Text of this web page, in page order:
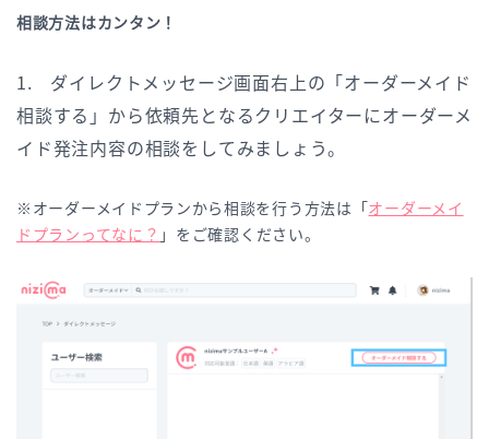
相談方法はカンタン！
1. ダイレクトメッセージ画面右上の「オーダーメイド
相談する」から依頼先となるクリエイターにオーダーメ
イド発注内容の相談をしてみましょう。
※オーダーメイドプランから相談を行う方法は「オーダーメイ
ドプランってなに？ 」をご確認ください。